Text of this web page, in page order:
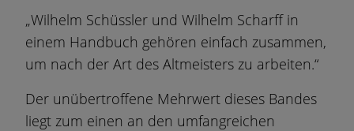
„Wilhelm Schüssler und Wilhelm Scharff in
einem Handbuch gehören einfach zusammen,
um nach der Art des Altmeisters zu arbeiten.“
Der unübertroffene Mehrwert dieses Bandes
liegt zum einen an den umfangreichen